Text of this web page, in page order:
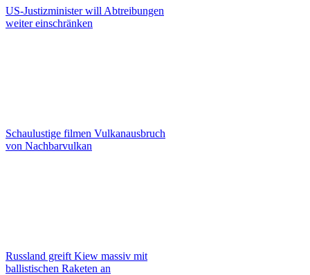
US-Justizminister will Abtreibungen
weiter einschränken
Schaulustige filmen Vulkanausbruch
von Nachbarvulkan
Russland greift Kiew massiv mit
ballistischen Raketen an